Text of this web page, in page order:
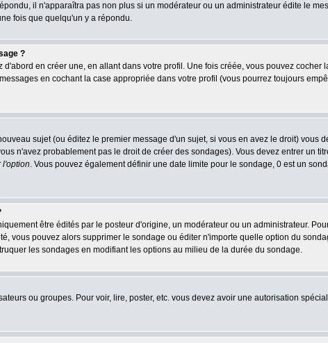
il n'apparaîtra pas non plus si un modérateur ou un administrateur édite le
fois que quelqu'un y a répondu.
?
en créer une, en allant dans votre profil. Une fois créée, vous pouvez cocher
en cochant la case appropriée dans votre profil (vous pourrez toujours
sujet (ou éditez le premier message d'un sujet, si vous en avez le droit) vous
n'avez probablement pas le droit de créer des sondages). Vous devez entrer un
l'option. Vous pouvez également définir une date limite pour le sondage, 0 est un
être édités par le posteur d'origine, un modérateur ou un administrateur.
vous pouvez alors supprimer le sondage ou éditer n'importe quelle option du
les sondages en modifiant les options au milieu de la durée du sondage.
ou groupes. Pour voir, lire, poster, etc. vous devez avoir une autorisation